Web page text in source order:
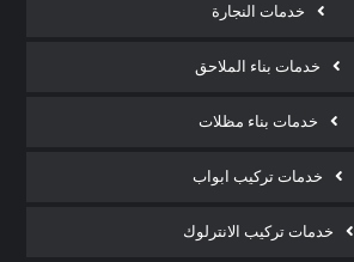
خدمات النجارة
خدمات بناء الملاحق
خدمات بناء مظلات
خدمات تركيب ابواب
خدمات تركيب الانترلوك